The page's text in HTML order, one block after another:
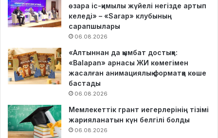
өзара іс-қимылы жүйелі негізде артып
келеді» – «Sarap» клубының
сарапшылары
06.08.2026
«Алтыннан да қымбат достық»:
«Balapan» арнасы ЖИ көмегімен
жасалған анимациялық форматқа көше
бастады
06.08.2026
Мемлекеттік грант иегерлерінің тізімі
жарияланатын күн белгілі болды
06.08.2026